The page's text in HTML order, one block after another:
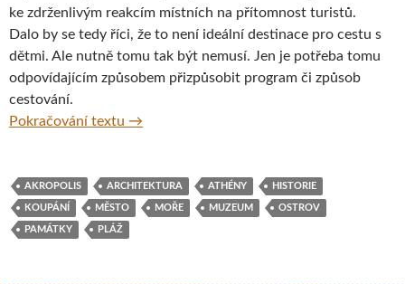
ke zdrženlivým reakcím místních na přítomnost turistů.
Dalo by se tedy říci, že to není ideální destinace pro cestu s
dětmi. Ale nutně tomu tak být nemusí. Jen je potřeba tomu
odpovídajícím způsobem přizpůsobit program či způsob
cestování.
Pokračování textu Do Athén s dětmi
→
AKROPOLIS ARCHITEKTURA ATHÉNY HISTORIE
KOUPÁNÍ MĚSTO MOŘE MUZEUM OSTROV
PAMÁTKY PLÁŽ